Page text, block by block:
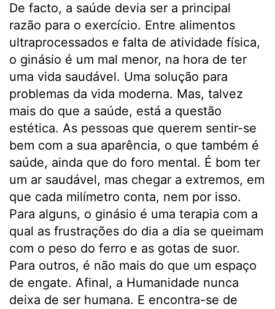
De facto, a saúde devia ser a principal
razão para o exercício. Entre alimentos
ultraprocessados e falta de atividade física,
o ginásio é um mal menor, na hora de ter
uma vida saudável. Uma solução para
problemas da vida moderna. Mas, talvez
mais do que a saúde, está a questão
estética. As pessoas que querem sentir-se
bem com a sua aparência, o que também é
saúde, ainda que do foro mental. É bom ter
um ar saudável, mas chegar a extremos, em
que cada milímetro conta, nem por isso.
Para alguns, o ginásio é uma terapia com a
qual as frustrações do dia a dia se queimam
com o peso do ferro e as gotas de suor.
Para outros, é não mais do que um espaço
de engate. Afinal, a Humanidade nunca
deixa de ser humana. E encontra-se de